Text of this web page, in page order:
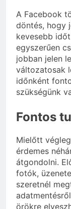
A Facebook
döntés, hogy
kevesebb
egyszerűen
jobban jelen
változatosak
időnként
szükségünk
Fontos
Mielőtt
érdemes
átgondolni.
fotók,
szeretnél
örökre